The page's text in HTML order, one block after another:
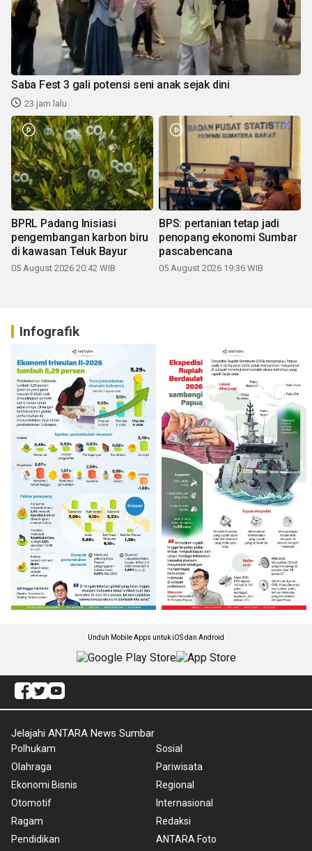
Saba Fest 3 gali potensi seni anak sejak dini
23 jam lalu
BPRL Padang Inisiasi
pengembangan karbon biru
di kawasan Teluk Bayur
05 August 2026 20:42 WIB
BPS: pertanian tetap jadi
penopang ekonomi Sumbar
pascabencana
05 August 2026 19:36 WIB
Infografik
Unduh Mobile Apps untuk iOS dan Android
Jelajahi ANTARA News Sumbar
Polhukam
Olahraga
Ekonomi Bisnis
Otomotif
Ragam
Pendidikan
Sosial
Pariwisata
Regional
Internasional
Redaksi
ANTARA Foto